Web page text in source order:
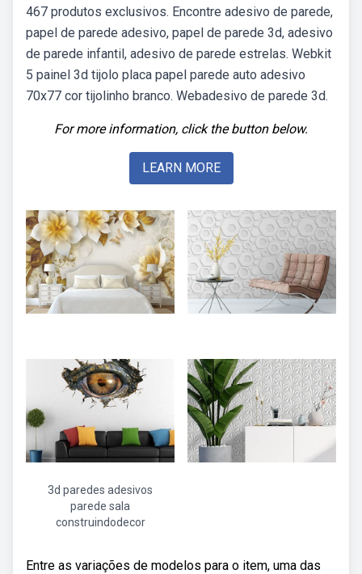
467 produtos exclusivos. Encontre adesivo de parede,
papel de parede adesivo, papel de parede 3d, adesivo
de parede infantil, adesivo de parede estrelas. Webkit
5 painel 3d tijolo placa papel parede auto adesivo
70x77 cor tijolinho branco. Webadesivo de parede 3d.
For more information, click the button below.
LEARN MORE
3d paredes adesivos
parede sala
construindodecor
Entre as variações de modelos para o item, uma das